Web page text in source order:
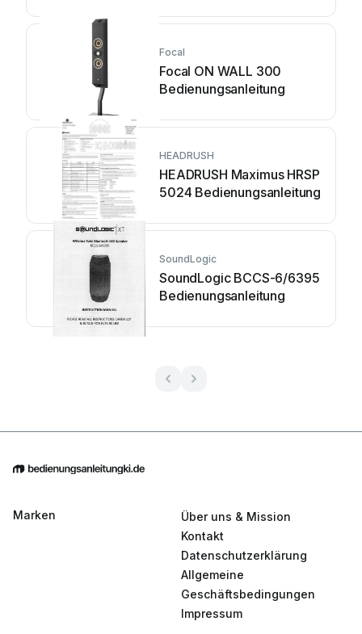
Focal
Focal ON WALL 300
Bedienungsanleitung
HEADRUSH
HEADRUSH Maximus HRSP
5024 Bedienungsanleitung
SoundLogic
SoundLogic BCCS-6/6395
Bedienungsanleitung
Marken
Über uns & Mission
Kontakt
Datenschutzerklärung
Allgemeine
Geschäftsbedingungen
Impressum